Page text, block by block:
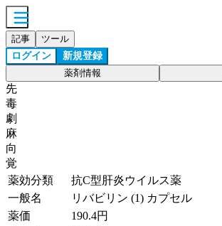
記事 ツール
ログイン 新規登録
薬剤情報
先
毒
劇
麻
向
覚
薬効分類
抗C型肝炎ウイルス薬
一般名
リバビリン (1) カプセル
薬価
190.4円